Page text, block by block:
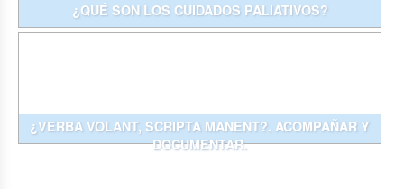
¿QUÉ SON LOS CUIDADOS PALIATIVOS?
¿VERBA VOLANT, SCRIPTA MANENT?. ACOMPAÑAR Y
DOCUMENTAR.